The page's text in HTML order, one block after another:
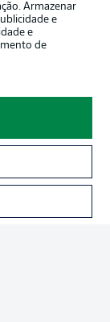
Armazenar
e
e
de